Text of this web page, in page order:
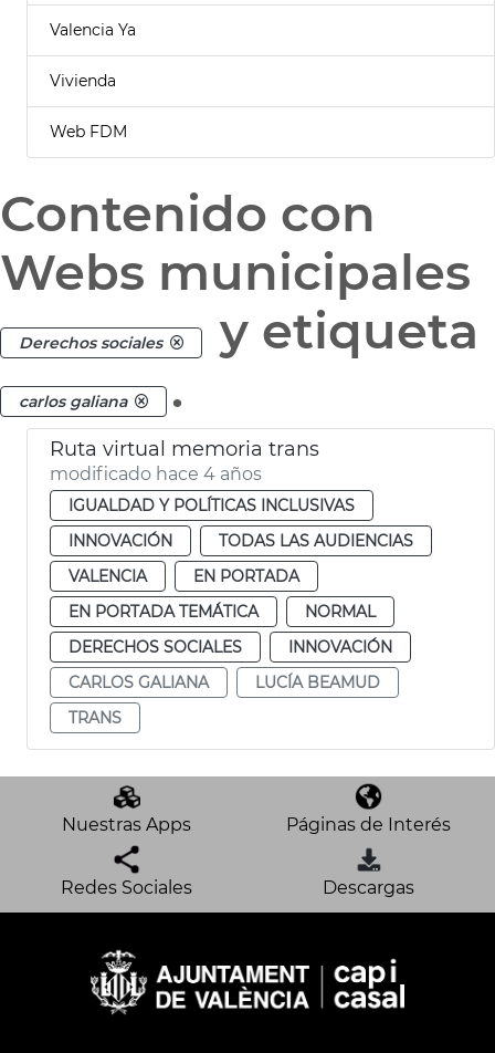
Valencia Ya
Vivienda
Web FDM
Contenido con
Webs municipales
Derechos sociales y etiqueta
carlos galiana .
Ruta virtual memoria trans
modificado hace 4 años
IGUALDAD Y POLÍTICAS INCLUSIVAS
INNOVACIÓN
TODAS LAS AUDIENCIAS
VALENCIA
EN PORTADA
EN PORTADA TEMÁTICA
NORMAL
DERECHOS SOCIALES
INNOVACIÓN
CARLOS GALIANA
LUCÍA BEAMUD
TRANS
Nuestras Apps Páginas de Interés
Redes Sociales Descargas